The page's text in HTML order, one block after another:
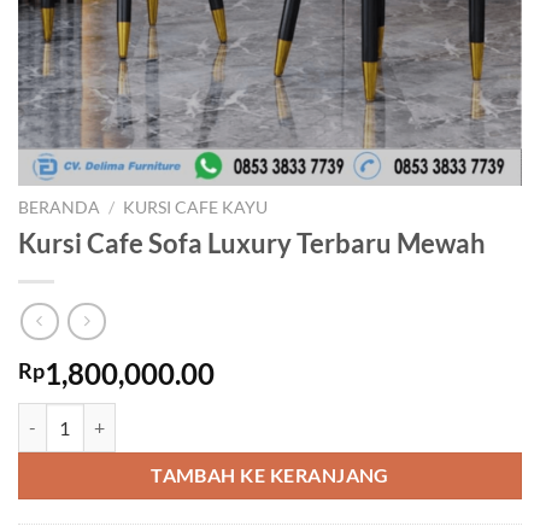
BERANDA / KURSI CAFE KAYU
Kursi Cafe Sofa Luxury Terbaru Mewah
Rp1,800,000.00
TAMBAH KE KERANJANG